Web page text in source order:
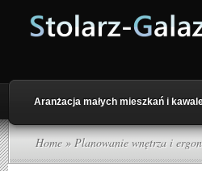
Aranżacja małych mieszkań i
Home » Planowanie wnętrza i